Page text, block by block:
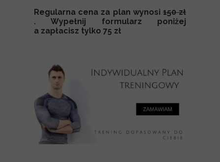
Regularna cena za plan wynosi 150 zł
. Wypełnij formularz poniżej
a zapłacisz tylko 75 zł